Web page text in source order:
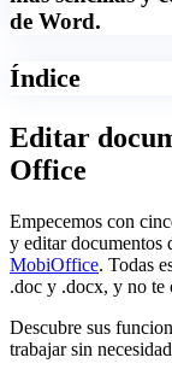
de Word.
Índice
Editar
Office
Empecemos con
y editar documentos
MobiOffice. Todas
.doc y .docx, y no te
Descubre sus
trabajar sin